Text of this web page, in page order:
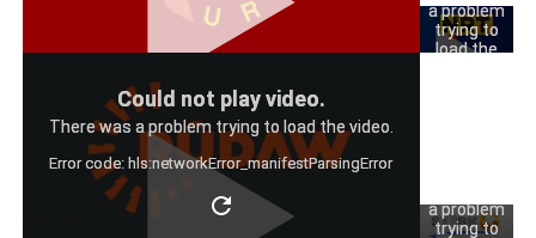
a problem
trying to
load the
Could not play video.
There was a problem trying to load the video.
Error code: hls:networkError_manifestParsingError
a problem
trying to